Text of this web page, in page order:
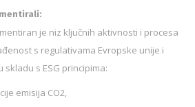
je niz ključnih aktivnosti i procesa
s regulativama Evropske unije i
s ESG principima:
emisija CO2,